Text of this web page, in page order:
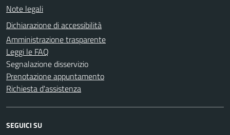
Note legali
Dichiarazione di accessibilità
Amministrazione trasparente
Leggi le FAQ
Segnalazione disservizio
Prenotazione appuntamento
Richiesta d'assistenza
SEGUICI SU